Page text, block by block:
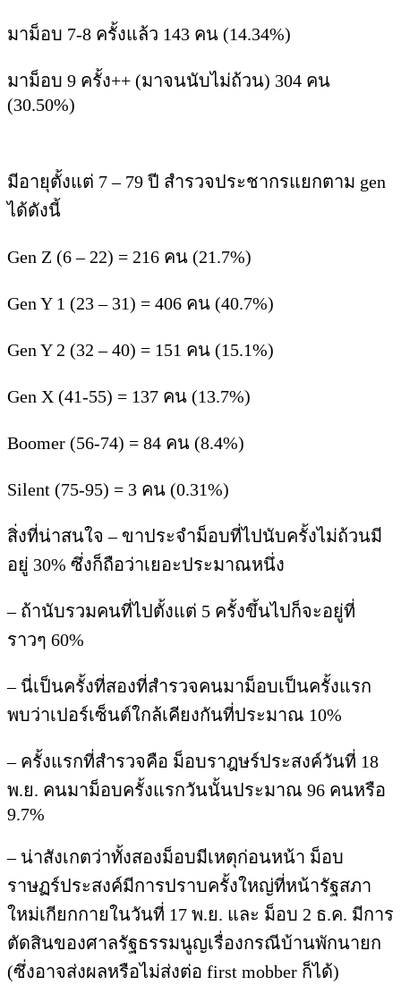
มาม็อบ 7-8 ครั้งแล้ว 143 คน (14.34%)
มาม็อบ 9 ครั้ง++ (มาจนนับไม่ถ้วน) 304 คน
(30.50%)
มีอายุตั้งแต่ 7 – 79 ปี สำรวจประชากรแยกตาม gen
ได้ดังนี้
Gen Z (6 – 22) = 216 คน (21.7%)
Gen Y 1 (23 – 31) = 406 คน (40.7%)
Gen Y 2 (32 – 40) = 151 คน (15.1%)
Gen X (41-55) = 137 คน (13.7%)
Boomer (56-74) = 84 คน (8.4%)
Silent (75-95) = 3 คน (0.31%)
สิ่งที่น่าสนใจ – ขาประจำม็อบที่ไปนับครั้งไม่ถ้วนมี
อยู่ 30% ซึ่งก็ถือว่าเยอะประมาณหนึ่ง
– ถ้านับรวมคนที่ไปตั้งแต่ 5 ครั้งขึ้นไปก็จะอยู่ที่
ราวๆ 60%
– นี่เป็นครั้งที่สองที่สำรวจคนมาม็อบเป็นครั้งแรก
พบว่าเปอร์เซ็นต์ใกล้เคียงกันที่ประมาณ 10%
– ครั้งแรกที่สำรวจคือ ม็อบราฎษร์ประสงค์วันที่ 18
พ.ย. คนมาม็อบครั้งแรกวันนั้นประมาณ 96 คนหรือ
9.7%
– น่าสังเกตว่าทั้งสองม็อบมีเหตุก่อนหน้า ม็อบ
ราษฏร์ประสงค์มีการปราบครั้งใหญ่ที่หน้ารัฐสภา
ใหม่เกียกกายในวันที่ 17 พ.ย. และ ม็อบ 2 ธ.ค. มีการ
ตัดสินของศาลรัฐธรรมนูญเรื่องกรณีบ้านพักนายก
(ซึ่งอาจส่งผลหรือไม่ส่งต่อ first mobber ก็ได้)